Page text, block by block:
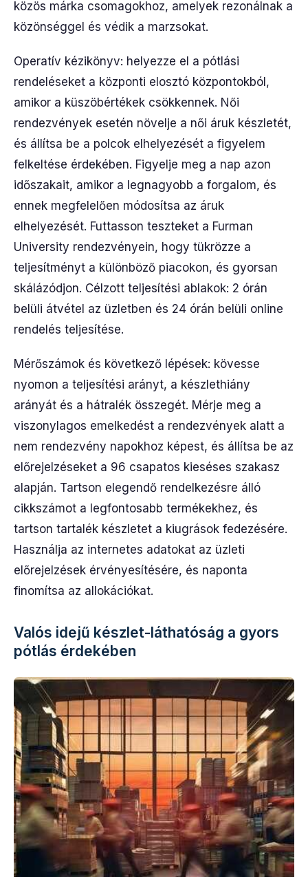
közös márka csomagokhoz, amelyek rezonálnak a
közönséggel és védik a marzsokat.
Operatív kézikönyv: helyezze el a pótlási
rendeléseket a központi elosztó központokból,
amikor a küszöbértékek csökkennek. Női
rendezvények esetén növelje a női áruk készletét,
és állítsa be a polcok elhelyezését a figyelem
felkeltése érdekében. Figyelje meg a nap azon
időszakait, amikor a legnagyobb a forgalom, és
ennek megfelelően módosítsa az áruk
elhelyezését. Futtasson teszteket a Furman
University rendezvényein, hogy tükrözze a
teljesítményt a különböző piacokon, és gyorsan
skálázódjon. Célzott teljesítési ablakok: 2 órán
belüli átvétel az üzletben és 24 órán belüli online
rendelés teljesítése.
Mérőszámok és következő lépések: kövesse
nyomon a teljesítési arányt, a készlethiány
arányát és a hátralék összegét. Mérje meg a
viszonylagos emelkedést a rendezvények alatt a
nem rendezvény napokhoz képest, és állítsa be az
előrejelzéseket a 96 csapatos kieséses szakasz
alapján. Tartson elegendő rendelkezésre álló
cikkszámot a legfontosabb termékekhez, és
tartson tartalék készletet a kiugrások fedezésére.
Használja az internetes adatokat az üzleti
előrejelzések érvényesítésére, és naponta
finomítsa az allokációkat.
Valós idejű készlet-láthatóság a gyors
pótlás érdekében